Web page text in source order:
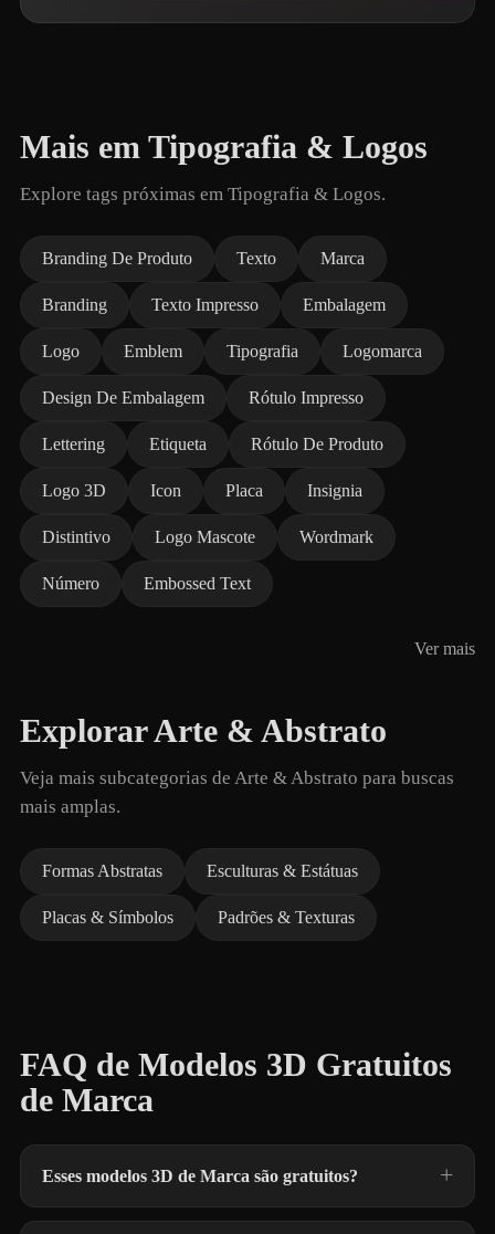
Mais em Tipografia & Logos
Explore tags próximas em Tipografia & Logos.
Branding De Produto Texto Marca
Branding Texto Impresso Embalagem
Logo Emblem Tipografia Logomarca
Design De Embalagem Rótulo Impresso
Lettering Etiqueta Rótulo De Produto
Logo 3D Icon Placa Insignia
Distintivo Logo Mascote Wordmark
Número Embossed Text
Ver mais
Explorar Arte & Abstrato
Veja mais subcategorias de Arte & Abstrato para buscas
mais amplas.
Formas Abstratas Esculturas & Estátuas
Placas & Símbolos Padrões & Texturas
FAQ de Modelos 3D Gratuitos
de Marca
Esses modelos 3D de Marca são gratuitos?